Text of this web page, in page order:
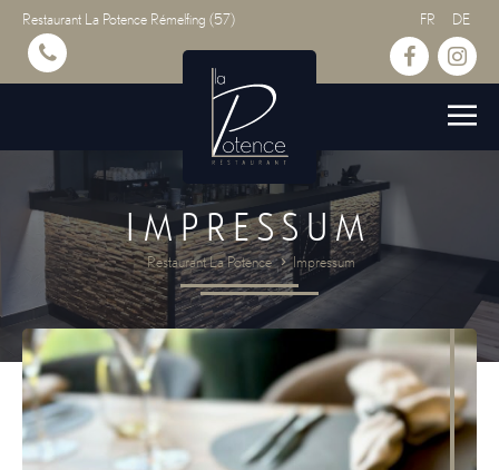
Restaurant La Potence Rémelfing (57) FR DE
IMPRESSUM
Restaurant La Potence Impressum